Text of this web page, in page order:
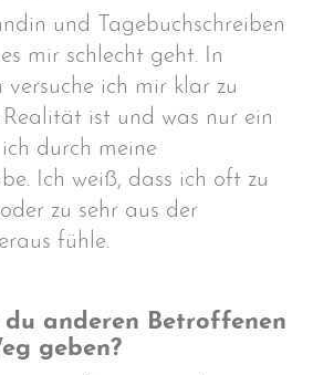
und Tagebuchschreiben
mir schlecht geht. In
versuche ich mir klar zu
ist und was nur ein
durch meine
Ich weiß, dass ich oft zu
zu sehr aus der
fühle.
du anderen Betroffenen
geben?